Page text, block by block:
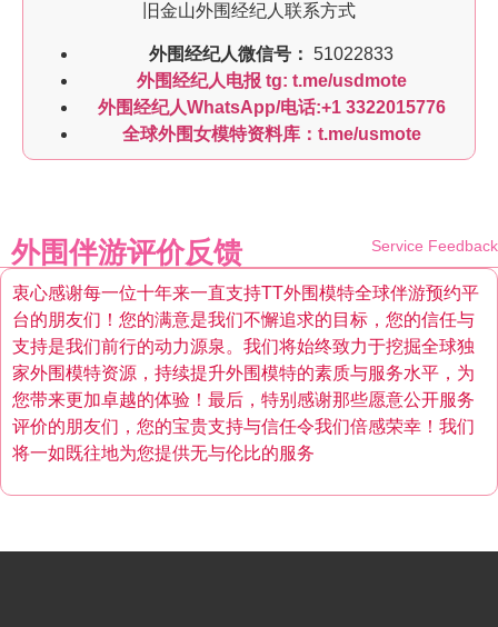
旧金山外围经纪人联系方式
外围经纪人微信号： 51022833
外围经纪人电报 tg: t.me/usdmote
外围经纪人WhatsApp/电话:+1 3322015776
全球外围女模特资料库：t.me/usmote
外围伴游评价反馈 Service Feedback
衷心感谢每一位十年来一直支持TT外围模特全球伴游预约平
台的朋友们！您的满意是我们不懈追求的目标，您的信任与
支持是我们前行的动力源泉。我们将始终致力于挖掘全球独
家外围模特资源，持续提升外围模特的素质与服务水平，为
您带来更加卓越的体验！最后，特别感谢那些愿意公开服务
评价的朋友们，您的宝贵支持与信任令我们倍感荣幸！我们
将一如既往地为您提供无与伦比的服务